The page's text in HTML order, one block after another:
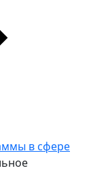
в сфере